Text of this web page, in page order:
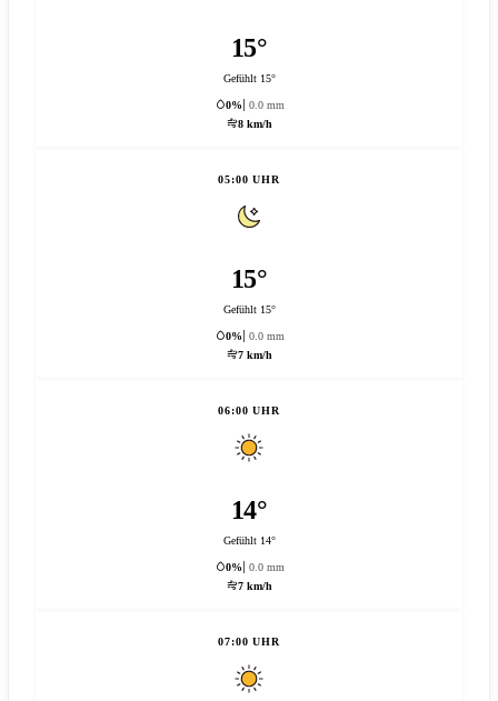
15°
Gefühlt 15°
0%
0.0 mm
8 km/h
05:00 UHR
15°
Gefühlt 15°
0%
0.0 mm
7 km/h
06:00 UHR
14°
Gefühlt 14°
0%
0.0 mm
7 km/h
07:00 UHR